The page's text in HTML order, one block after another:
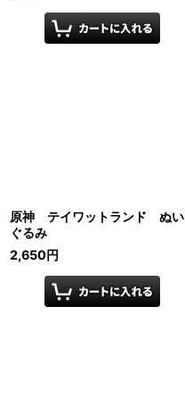
原神 テイワットランド ぬい
ぐるみ
2,650円